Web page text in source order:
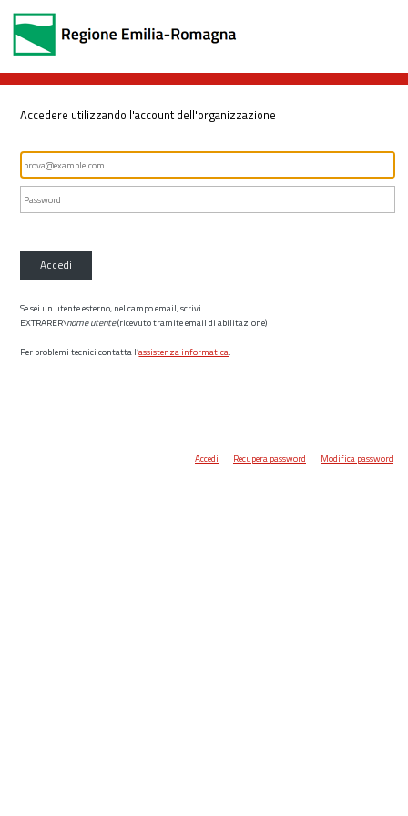
Accedere utilizzando l'account dell'organizzazione
Accedi
Se sei un utente esterno, nel campo email, scrivi
EXTRARER\nome utente(ricevuto tramite email di abilitazione)
Per problemi tecnici contatta l’assistenza informatica.
Accedi Recupera password Modifica password